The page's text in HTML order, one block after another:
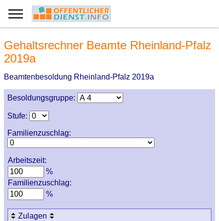
Gehaltsrechner Beamte Rheinland-Pfalz
2019a
Beamtenbesoldung Rheinland-Pfalz 2019a
Besoldungsgruppe:
Stufe:
Familienzuschlag:
Arbeitszeit:
%
Familienzuschlag:
%
Zulagen